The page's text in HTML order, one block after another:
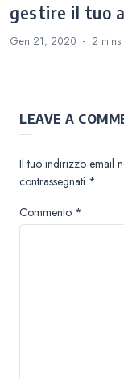
gestire il tuo
Gen 21, 2020 2 mins
LEAVE A
Il tuo indirizzo email
contrassegnati *
Commento *